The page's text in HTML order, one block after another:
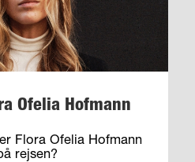
Ofelia Hofmann
Flora Ofelia Hofmann
rejsen?